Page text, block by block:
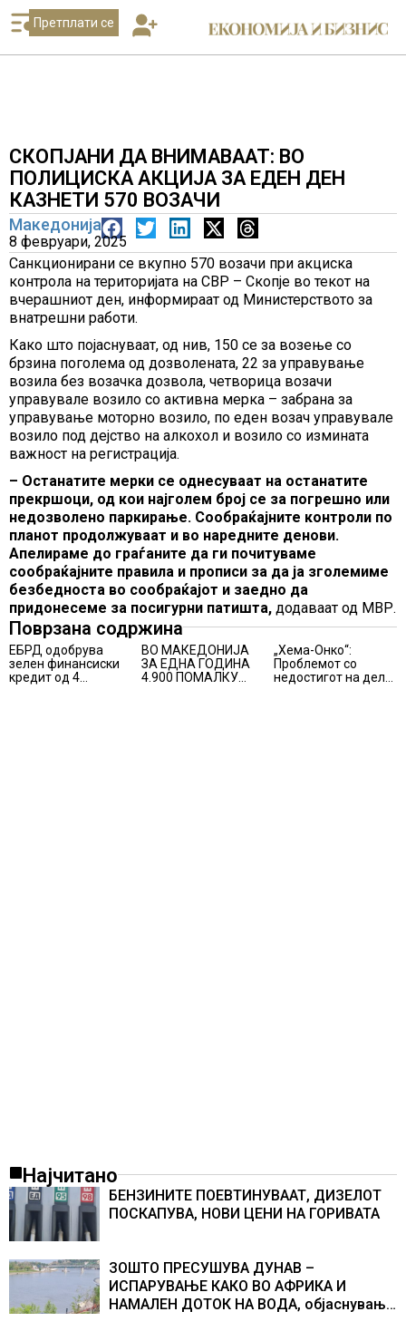
Претплати се
СКОПЈАНИ ДА ВНИМАВААТ: ВО
ПОЛИЦИСКА АКЦИЈА ЗА ЕДЕН ДЕН
КАЗНЕТИ 570 ВОЗАЧИ
Македонија
8 февруари, 2025
Санкционирани се вкупно 570 возачи при акциска
контрола на територијата на СВР – Скопје во текот на
вчерашниот ден, информираат од Министерството за
внатрешни работи.
Како што појаснуваат, од нив, 150 се за возење со
брзина поголема од дозволената, 22 за управување
возила без возачка дозвола, четворица возачи
управувале возило со активна мерка – забрана за
управување моторно возило, по еден возач управувале
возило под дејство на алкохол и возило со измината
важност на регистрација.
– Останатите мерки се однесуваат на останатите
прекршоци, од кои најголем број се за погрешно или
недозволено паркирање. Сообраќајните контроли по
планот продолжуваат и во наредните денови.
Апелираме до граѓаните да ги почитуваме
сообраќајните правила и прописи за да ја зголемиме
безбедноста во сообраќајот и заедно да
придонесеме за посигурни патишта, додаваат од МВР.
Поврзана содржина
ЕБРД одобрува
зелен финансиски
кредит од 4
ВО МАКЕДОНИЈА
ЗА ЕДНА ГОДИНА
4.900 ПОМАЛКУ
„Хема-Онко“:
Проблемот со
недостигот на дел
Најчитано
БЕНЗИНИТЕ ПОЕВТИНУВААТ, ДИЗЕЛОТ
ПОСКАПУВА, НОВИ ЦЕНИ НА ГОРИВАТА
ЗОШТО ПРЕСУШУВА ДУНАВ –
ИСПАРУВАЊЕ КАКО ВО АФРИКА И
НАМАЛЕН ДОТОК НА ВОДА, објаснување